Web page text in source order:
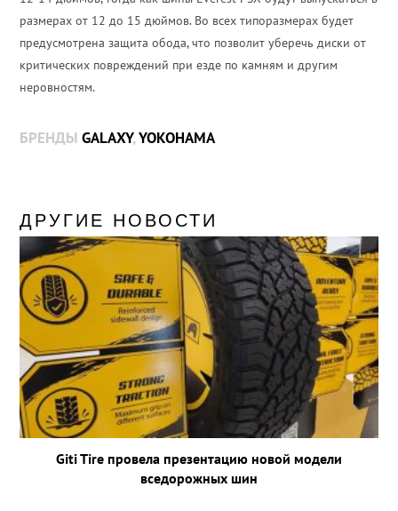
размерах от 12 до 15 дюймов. Во всех типоразмерах будет
предусмотрена защита обода, что позволит уберечь диски от
критических повреждений при езде по камням и другим
неровностям.
БРЕНДЫGALAXY,YOKOHAMA
ДРУГИЕ НОВОСТИ
Giti Tire провела презентацию новой модели
вседорожных шин